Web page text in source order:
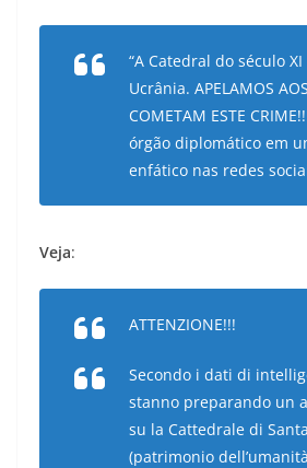
“A Catedral do século
Ucrânia. APELAMOS
COMETAM ESTE
órgão diplomático em
enfático nas redes
Veja:
ATTENZIONE!!!
Secondo i dati di
stanno preparando un
su la Cattedrale di
(patrimonio dell’umanità